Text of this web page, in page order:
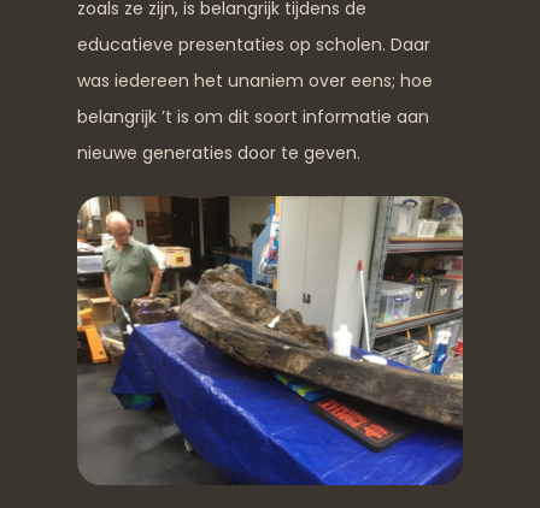
zoals ze zijn, is belangrijk tijdens de
educatieve presentaties op scholen. Daar
was iedereen het unaniem over eens; hoe
belangrijk ’t is om dit soort informatie aan
nieuwe generaties door te geven.